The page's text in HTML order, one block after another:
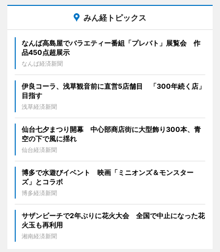
みん経トピックス
なんば高島屋でバラエティー番組「プレバト」展覧会 作
品450点超展示
なんば経済新聞
伊良コーラ、浅草観音前に直営5店舗目 「300年続く店」
目指す
浅草経済新聞
仙台七夕まつり開幕 中心部商店街に大型飾り300本、青
空の下で風に揺れ
仙台経済新聞
博多で水遊びイベント 映画「ミニオンズ＆モンスター
ズ」とコラボ
博多経済新聞
サザンビーチで2年ぶりに花火大会 全国で中止になった花
火玉も再利用
湘南経済新聞